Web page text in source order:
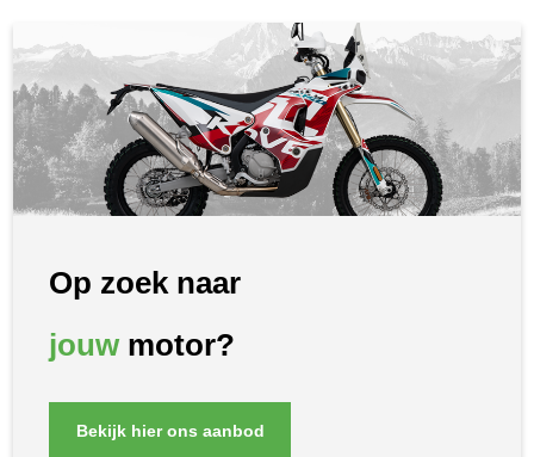
Op zoek naar
jouwmotor?
Bekijk hier ons aanbod